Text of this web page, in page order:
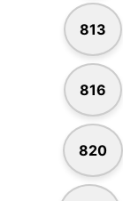
813
816
820